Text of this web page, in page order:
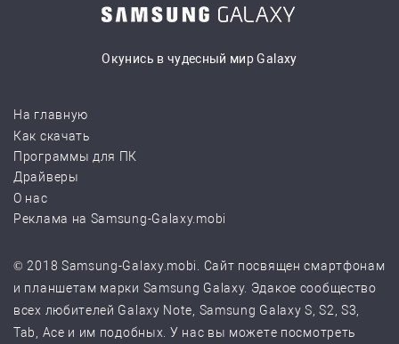
Окунись в чудесный мир Galaxy
На главную
Как скачать
Программы для ПК
Драйверы
О нас
Реклама на Samsung-Galaxy.mobi
© 2018 Samsung-Galaxy.mobi. Сайт посвящен смартфонам
и планшетам марки Samsung Galaxy. Эдакое сообщество
всех любителей Galaxy Note, Samsung Galaxy S, S2, S3,
Tab, Ace и им подобных. У нас вы можете посмотреть